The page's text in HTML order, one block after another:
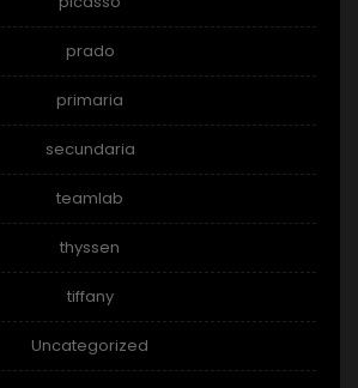
prado
primaria
secundaria
teamlab
thyssen
tiffany
Uncategorized